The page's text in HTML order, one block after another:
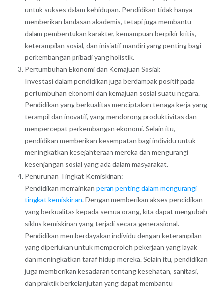
untuk sukses dalam kehidupan. Pendidikan tidak hanya
memberikan landasan akademis, tetapi juga membantu
dalam pembentukan karakter, kemampuan berpikir kritis,
keterampilan sosial, dan inisiatif mandiri yang penting bagi
perkembangan pribadi yang holistik.
Pertumbuhan Ekonomi dan Kemajuan Sosial:
Investasi dalam pendidikan juga berdampak positif pada
pertumbuhan ekonomi dan kemajuan sosial suatu negara.
Pendidikan yang berkualitas menciptakan tenaga kerja yang
terampil dan inovatif, yang mendorong produktivitas dan
mempercepat perkembangan ekonomi. Selain itu,
pendidikan memberikan kesempatan bagi individu untuk
meningkatkan kesejahteraan mereka dan mengurangi
kesenjangan sosial yang ada dalam masyarakat.
Penurunan Tingkat Kemiskinan:
Pendidikan memainkan peran penting dalam mengurangi
tingkat kemiskinan. Dengan memberikan akses pendidikan
yang berkualitas kepada semua orang, kita dapat mengubah
siklus kemiskinan yang terjadi secara generasional.
Pendidikan memberdayakan individu dengan keterampilan
yang diperlukan untuk memperoleh pekerjaan yang layak
dan meningkatkan taraf hidup mereka. Selain itu, pendidikan
juga memberikan kesadaran tentang kesehatan, sanitasi,
dan praktik berkelanjutan yang dapat membantu